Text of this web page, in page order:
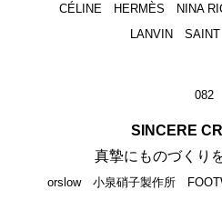
CÉLINE HERMÈS NINA
LANVIN SAINT
082
SINCERE
真摯にものづくり
orslow 小泉硝子製作所